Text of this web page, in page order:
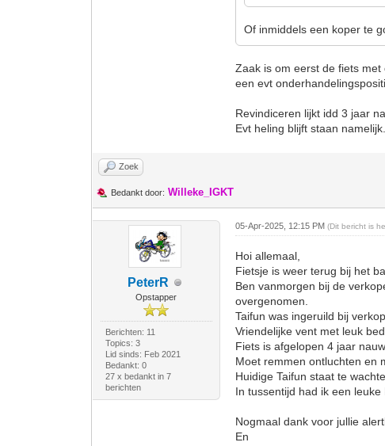
Of inmiddels een koper te
Zaak is om eerst de fiets
een evt
Revindiceren lijkt idd 3 jaar
Evt heling blijft staan namelijk.
Zoek
Bedankt door: Willeke_IGKT
PeterR
Opstapper
Berichten: 11
Topics: 3
Lid sinds: Feb 2021
Bedankt: 0
27 x bedankt in 7
berichten
05-Apr-2025, 12:15 PM(Dit bericht is
Hoi allemaal,
Fietsje is weer terug bij het
Ben vanmorgen bij de
overgenomen.
Taifun was ingeruild bij
Vriendelijke vent met leuk
Fiets is afgelopen 4 jaar
Moet remmen ontluchten en
Huidige Taifun staat te
In tussentijd had ik een
Nogmaal dank voor jullie
En